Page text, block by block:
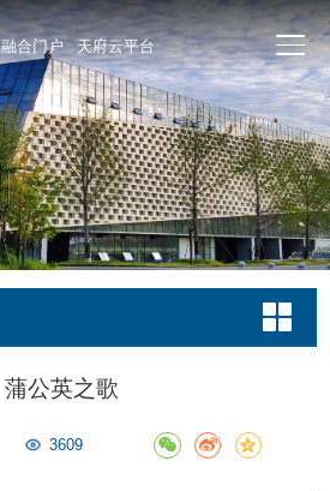
融合门户 天府云平台
蒲公英之歌
3609